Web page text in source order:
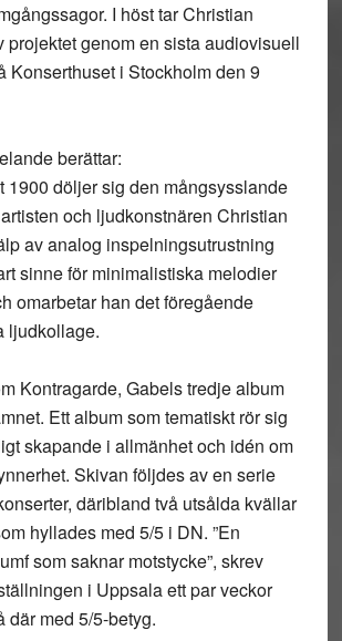
I höst tar Christian
projektet genom en sista audiovisuell
Konserthuset i Stockholm den 9
berättar:
1900 döljer sig den mångsysslande
och ljudkonstnären Christian
av analog inspelningsutrustning
sinne för minimalistiska melodier
omarbetar han det föregående
ljudkollage.
Kontragarde, Gabels tredje album
Ett album som tematiskt rör sig
skapande i allmänhet och idén om
Skivan följdes av en serie
däribland två utsålda kvällar
hyllades med 5/5 i DN. ”En
som saknar motstycke”, skrev
i Uppsala ett par veckor
där med 5/5-betyg.